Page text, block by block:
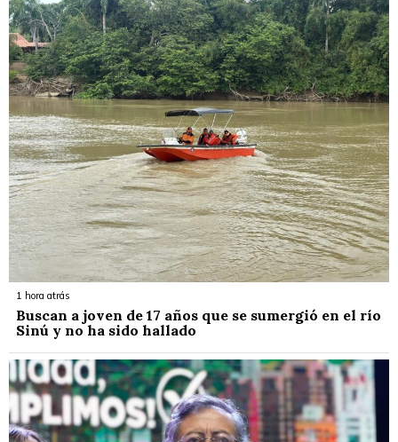
1 hora atrás
Buscan a joven de 17 años que se sumergió en el río
Sinú y no ha sido hallado